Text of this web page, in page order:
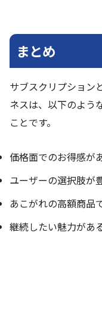
まとめ
サブスクリプション
ネスは、以下のよう
ことです。
価格面でのお得感が
ユーザーの選択肢が
あこがれの高額商品
継続したい魅力があ